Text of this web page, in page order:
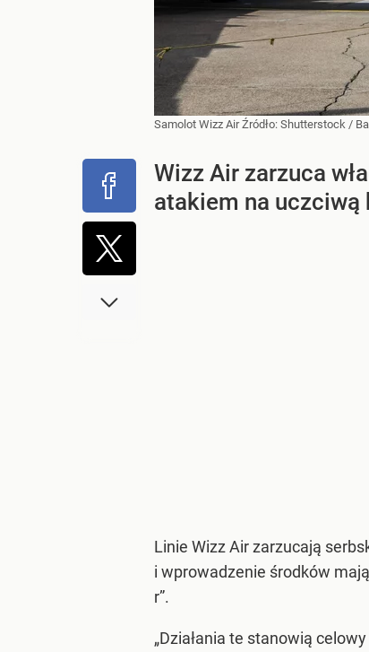
Samolot Wizz AirŹródło: Shutterstock /
Wizz Air zarzuca
atakiem na uczciwą
Linie Wizz Air zarzucają
i wprowadzenie środków
r”.
„Działania te stanowią